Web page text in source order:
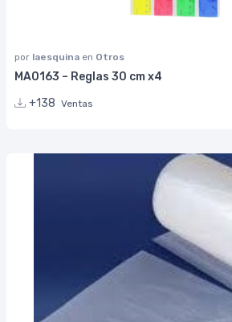
por laesquina en Otros
MA0163 – Reglas 30 cm x4
+138 Ventas